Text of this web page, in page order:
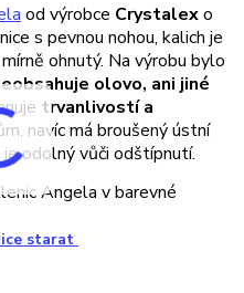
od výrobce Crystalexo
s pevnou nohou, kalich je
ohnutý. Na výrobu bylo
olovo, ani jiné
trvanlivostí a
navíc má broušený ústní
odolný vůči odštípnutí.
Angela v barevné
starat